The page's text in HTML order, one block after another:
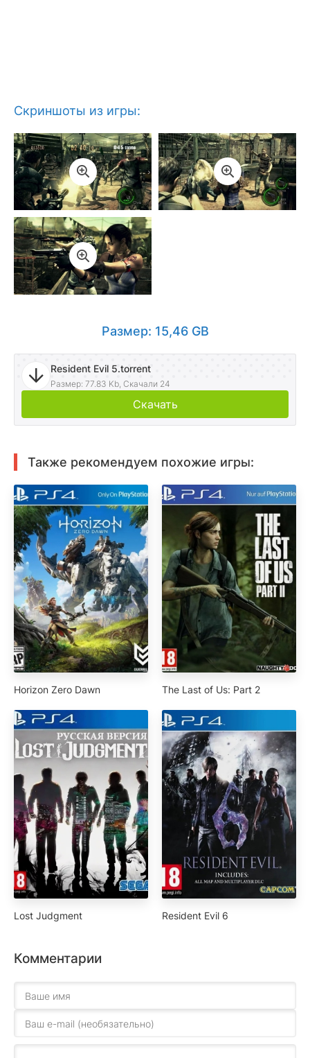
Скриншоты из игры:
Размер: 15,46 GB
Resident Evil 5.torrent
Размер: 77.83 Kb, Скачали 24
Скачать
Также рекомендуем похожие игры:
Horizon Zero Dawn The Last of Us: Part 2
Lost Judgment Resident Evil 6
Комментарии